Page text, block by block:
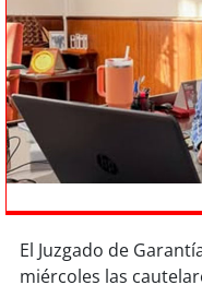
Tecnología
Sostenibilidad
chile
soyarica
soy iquique
El Juzgado de
miércoles las